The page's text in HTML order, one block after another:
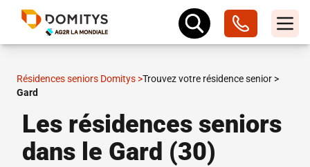
Résidences seniors Domitys >Trouvez votre résidence senior >
Gard
Les résidences seniors
dans le Gard (30)